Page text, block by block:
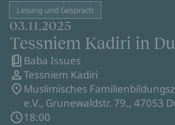
Lesung und Gespräch
03.11.2025
Tessniem Kadiri in
Baba Issues
Tessniem Kadiri
Muslimisches
e.V., Grunewaldstr. 79., 47053
18:00